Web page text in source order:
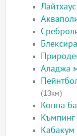
Аладжа
(13км)
Конна
Къмпинг